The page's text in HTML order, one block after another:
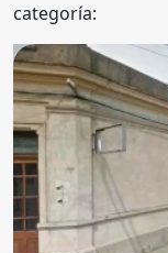
categoría: